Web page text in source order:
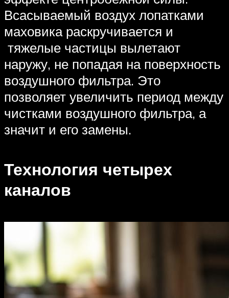
Всасываемый воздух лопатками
маховика раскручивается и
тяжелые частицы вылетают
наружу, не попадая на поверхность
воздушного фильтра. Это
позволяет увеличить период между
чистками воздушного фильтра, а
значит и его замены.
Технология четырех
каналов